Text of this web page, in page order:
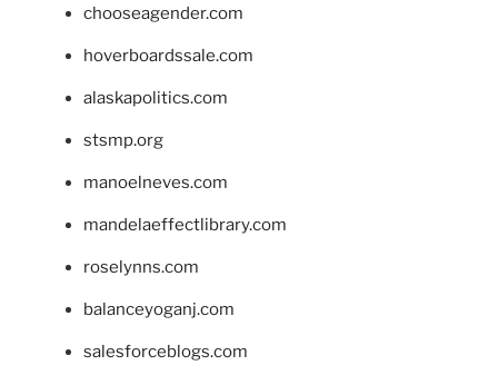
chooseagender.com
hoverboardssale.com
alaskapolitics.com
stsmp.org
manoelneves.com
mandelaeffectlibrary.com
roselynns.com
balanceyoganj.com
salesforceblogs.com